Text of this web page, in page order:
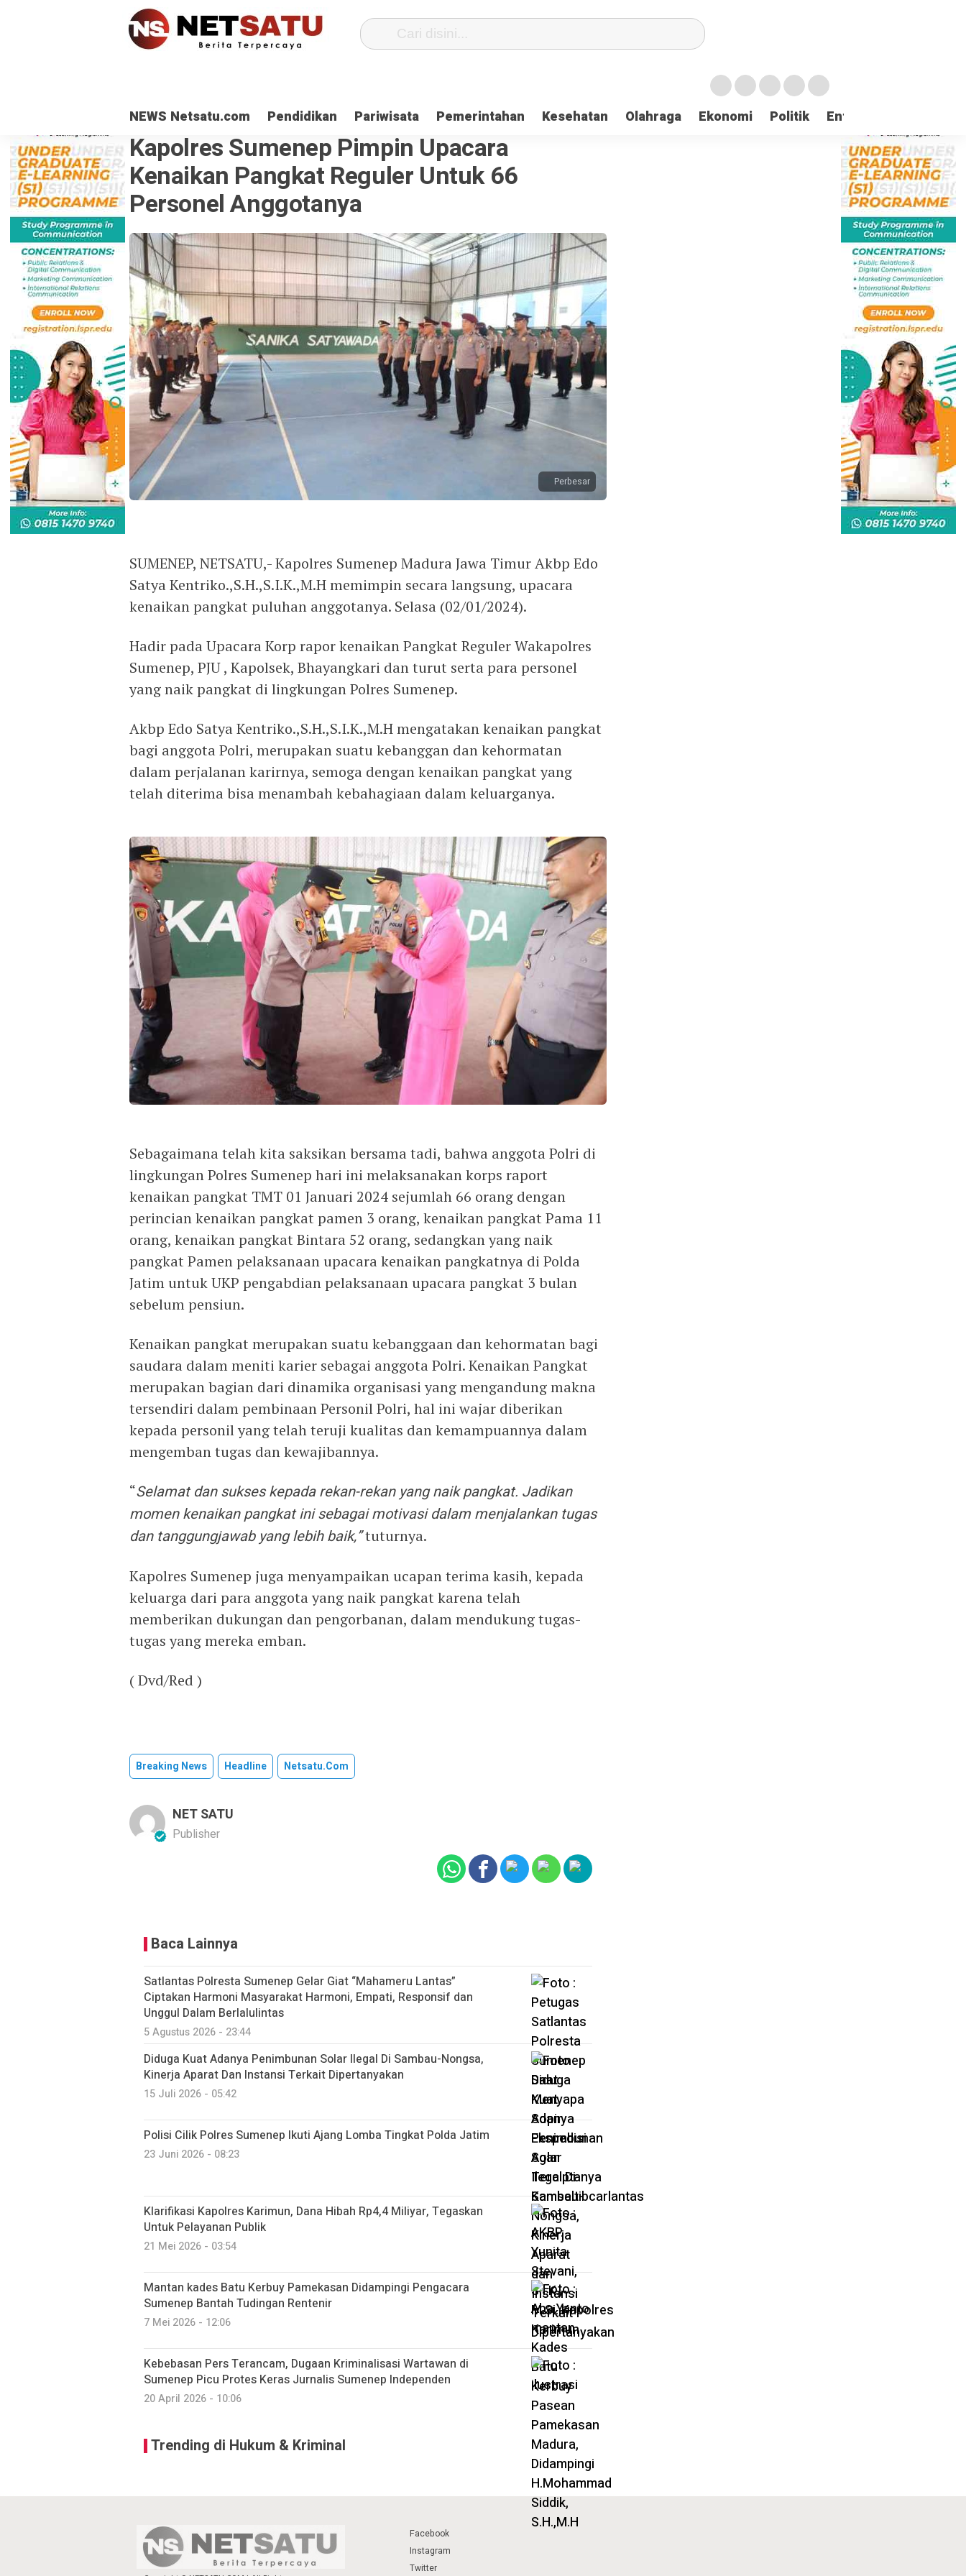
NEWS Netsatu.com Pendidikan Pariwisata Pemerintahan Kesehatan Olahraga Ekonomi Politik Entertaintment
POLRI· 2 Jan 2024
Kapolres Sumenep Pimpin Upacara
Kenaikan Pangkat Reguler Untuk 66
Personel Anggotanya
Perbesar
SUMENEP, NETSATU,- Kapolres Sumenep Madura Jawa Timur Akbp Edo
Satya Kentriko.,S.H.,S.I.K.,M.H memimpin secara langsung, upacara
kenaikan pangkat puluhan anggotanya. Selasa (02/01/2024).
Hadir pada Upacara Korp rapor kenaikan Pangkat Reguler Wakapolres
Sumenep, PJU , Kapolsek, Bhayangkari dan turut serta para personel
yang naik pangkat di lingkungan Polres Sumenep.
Akbp Edo Satya Kentriko.,S.H.,S.I.K.,M.H mengatakan kenaikan pangkat
bagi anggota Polri, merupakan suatu kebanggan dan kehormatan
dalam perjalanan karirnya, semoga dengan kenaikan pangkat yang
telah diterima bisa menambah kebahagiaan dalam keluarganya.
Sebagaimana telah kita saksikan bersama tadi, bahwa anggota Polri di
lingkungan Polres Sumenep hari ini melaksanakan korps raport
kenaikan pangkat TMT 01 Januari 2024 sejumlah 66 orang dengan
perincian kenaikan pangkat pamen 3 orang, kenaikan pangkat Pama 11
orang, kenaikan pangkat Bintara 52 orang, sedangkan yang naik
pangkat Pamen pelaksanaan upacara kenaikan pangkatnya di Polda
Jatim untuk UKP pengabdian pelaksanaan upacara pangkat 3 bulan
sebelum pensiun.
Kenaikan pangkat merupakan suatu kebanggaan dan kehormatan bagi
saudara dalam meniti karier sebagai anggota Polri. Kenaikan Pangkat
merupakan bagian dari dinamika organisasi yang mengandung makna
tersendiri dalam pembinaan Personil Polri, hal ini wajar diberikan
kepada personil yang telah teruji kualitas dan kemampuannya dalam
mengemban tugas dan kewajibannya.
“Selamat dan sukses kepada rekan-rekan yang naik pangkat. Jadikan
momen kenaikan pangkat ini sebagai motivasi dalam menjalankan tugas
dan tanggungjawab yang lebih baik,”tuturnya.
Kapolres Sumenep juga menyampaikan ucapan terima kasih, kepada
keluarga dari para anggota yang naik pangkat karena telah
memberikan dukungan dan pengorbanan, dalam mendukung tugas-
tugas yang mereka emban.
( Dvd/Red )
Breaking News Headline Netsatu.com
NET SATU
Publisher
Baca Lainnya
Satlantas Polresta Sumenep Gelar Giat “Mahameru Lantas”
Ciptakan Harmoni Masyarakat Harmoni, Empati, Responsif dan
Unggul Dalam Berlalulintas
5 Agustus 2026 - 23:44
Diduga Kuat Adanya Penimbunan Solar Ilegal Di Sambau-Nongsa,
Kinerja Aparat Dan Instansi Terkait Dipertanyakan
15 Juli 2026 - 05:42
Polisi Cilik Polres Sumenep Ikuti Ajang Lomba Tingkat Polda Jatim
23 Juni 2026 - 08:23
Klarifikasi Kapolres Karimun, Dana Hibah Rp4,4 Miliyar, Tegaskan
Untuk Pelayanan Publik
21 Mei 2026 - 03:54
Mantan kades Batu Kerbuy Pamekasan Didampingi Pengacara
Sumenep Bantah Tudingan Rentenir
7 Mei 2026 - 12:06
Kebebasan Pers Terancam, Dugaan Kriminalisasi Wartawan di
Sumenep Picu Protes Keras Jurnalis Sumenep Independen
20 April 2026 - 10:06
Trending di Hukum & Kriminal
Facebook
Instagram
Twitter